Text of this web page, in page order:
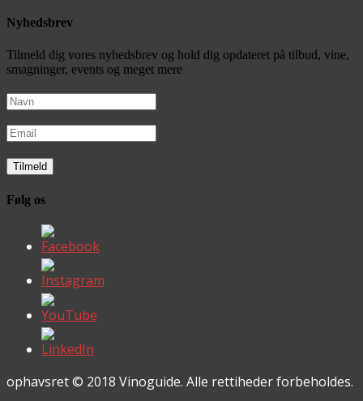
Nyhedsbrev
Tilmeld dig vores nyhedsbrev og hold dig opdateret på tilbud, vine,
smagninger, events og meget mere
Følg os
ophavsret © 2018 Vinoguide. Alle rettiheder forbeholdes.